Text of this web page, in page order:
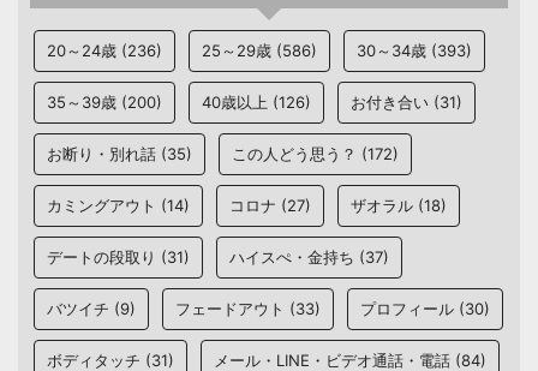
20～24歳 (236) 25～29歳 (586) 30～34歳 (393)
35～39歳 (200) 40歳以上 (126) お付き合い (31)
お断り・別れ話 (35) この人どう思う？ (172)
カミングアウト (14) コロナ (27) ザオラル (18)
デートの段取り (31) ハイスぺ・金持ち (37)
バツイチ (9) フェードアウト (33) プロフィール (30)
ボディタッチ (31) メール・LINE・ビデオ通話・電話 (84)